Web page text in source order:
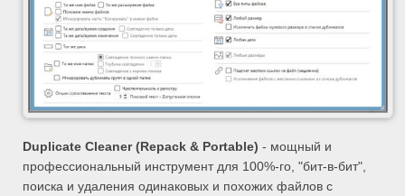
Duplicate Cleaner (Repack & Portable) - мощный и
профессиональный инструмент для 100%-го, "бит-в-бит",
поиска и удаления одинаковых и похожих файлов с